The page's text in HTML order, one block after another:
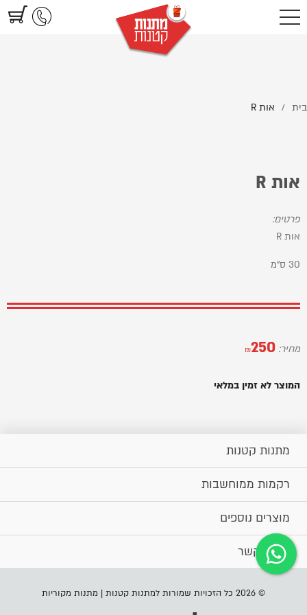
https://www.littlegifts.co.il/%D7%90%D7%95%D7%AA-R/
בית / אות R
אות R
פרטים:
אות R
30 ס"מ
מחיר: 250
₪
המוצר לא זמין במלאי
מתנות קטנות
רקמות ממוחשבות
מוצרים נוספים
יצירת קשר
© 2026 כל הזכויות שמורות למתנות קטנות | מתנות מקוריות